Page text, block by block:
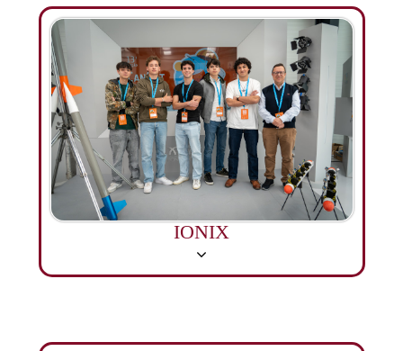
IONIX